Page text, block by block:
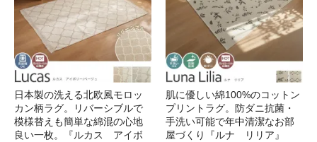
日本製の洗える北欧風モロッ
カン柄ラグ。リバーシブルで
模様替えも簡単な綿混の心地
良い一枚。『ルカス アイボ
肌に優しい綿100%のコットン
プリントラグ。防ダニ抗菌・
手洗い可能で年中清潔なお部
屋づくり『ルナ リリア』